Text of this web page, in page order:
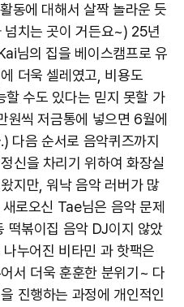
동에 대해서 살짝 놀라운 듯
넘치는 곳이 거든요~) 25년
님의 집을 베이스캠프로 유
더욱 셀레였고, 비용도
수도 있다는 믿지 못할 가
씩 저금통에 넣으면 6월에
다음 순서로 음악퀴즈까지
신을 차리기 위하여 화장실
지만, 워낙 음악 러버가 많
로오신 Tae님은 음악 문제
떡볶이집 음악 DJ이지 않았
누어진 비타민 과 핫팩은
서 더욱 훈훈한 분위기~ 다
진행하는 과정에 개인적인